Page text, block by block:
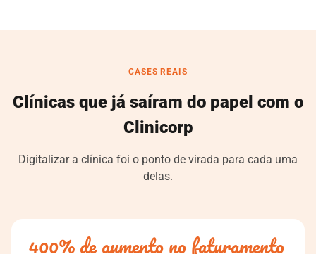
CASES REAIS
Clínicas que já saíram do papel com o
Clinicorp
Digitalizar a clínica foi o ponto de virada para cada uma
delas.
400% de aumento no faturamento